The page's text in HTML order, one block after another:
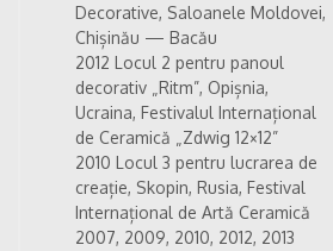
Decorative, Saloanele Moldovei,
Chișinău — Bacău
2012 Locul 2 pentru panoul
decorativ „Ritm”, Opișnia,
Ucraina, Festivalul Internațional
de Ceramică „Zdwig 12×12”
2010 Locul 3 pentru lucrarea de
creație, Skopin, Rusia, Festival
Internațional de Artă Ceramică
2007, 2009, 2010, 2012, 2013